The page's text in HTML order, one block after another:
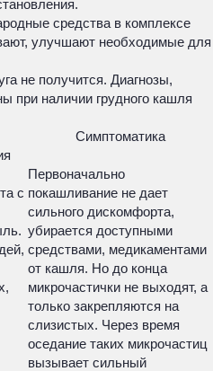
средства в комплексе
улучшают необходимые для
не получится. Диагнозы,
при наличии грудного кашля
Симптоматика
с
Первоначально
покашливание не дает
сильного дискомфорта,
убирается доступными
средствами, медикаментами
от кашля. Но до конца
микрочастички не выходят, а
только закрепляются на
слизистых. Через время
оседание таких микрочастиц
вызывает сильный